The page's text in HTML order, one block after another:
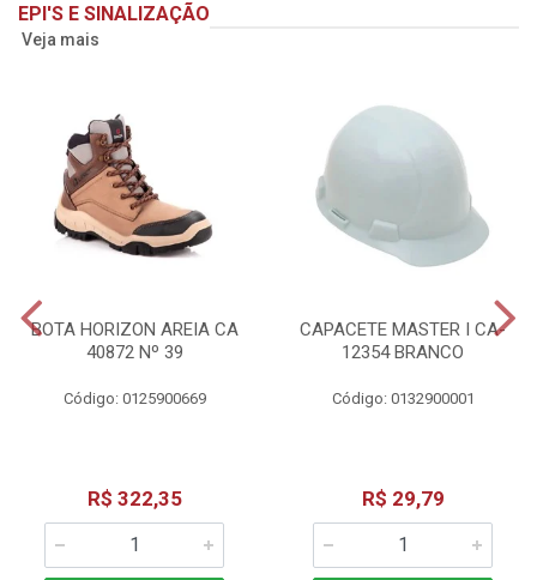
EPI'S E SINALIZAÇÃO
Veja mais
BOTA HORIZON AREIA CA
40872 Nº 39
Código: 0125900669
R$ 322,35
CAPACETE MASTER I CA-
12354 BRANCO
Código: 0132900001
R$ 29,79